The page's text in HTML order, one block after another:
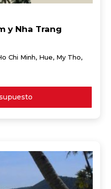
y Nha Trang
Chi Minh, Hue, My Tho,